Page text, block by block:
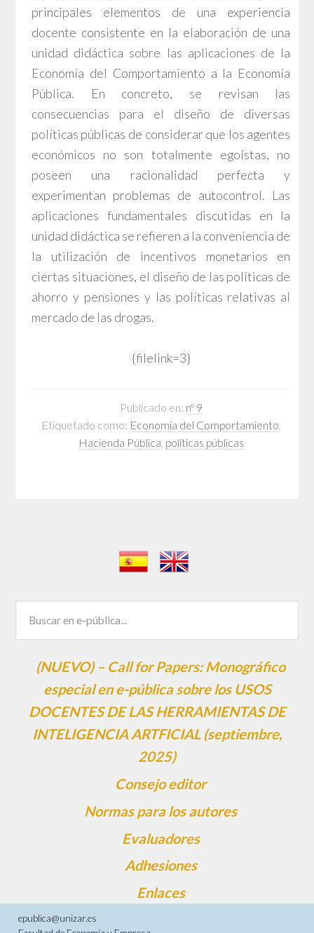
principales elementos de una experiencia
docente consistente en la elaboración de una
unidad didáctica sobre las aplicaciones de la
Economía del Comportamiento a la Economía
Pública. En concreto, se revisan las
consecuencias para el diseño de diversas
políticas públicas de considerar que los agentes
económicos no son totalmente egoístas, no
poseen una racionalidad perfecta y
experimentan problemas de autocontrol. Las
aplicaciones fundamentales discutidas en la
unidad didáctica se refieren a la conveniencia de
la utilización de incentivos monetarios en
ciertas situaciones, el diseño de las políticas de
ahorro y pensiones y las políticas relativas al
mercado de las drogas.
{filelink=3}
Publicado en: nº 9
Etiquetado como: Economía del Comportamiento
Hacienda Pública políticas públicas
(NUEVO) – Call for Papers: Monográfico
especial en e-pública sobre los USOS
DOCENTES DE LAS HERRAMIENTAS DE
INTELIGENCIA ARTFICIAL (septiembre,
2025)
Consejo editor
Normas para los autores
Evaluadores
Adhesiones
Enlaces
epublica@unizar.es